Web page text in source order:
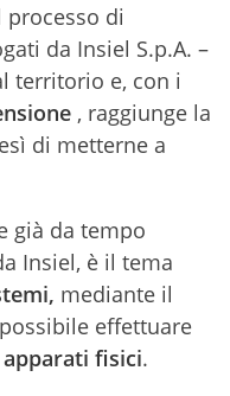
di
da Insiel S.p.A. –
territorio e, con i
, raggiunge la
di metterne a
già da tempo
Insiel, è il tema
mediante il
effettuare
fisici.